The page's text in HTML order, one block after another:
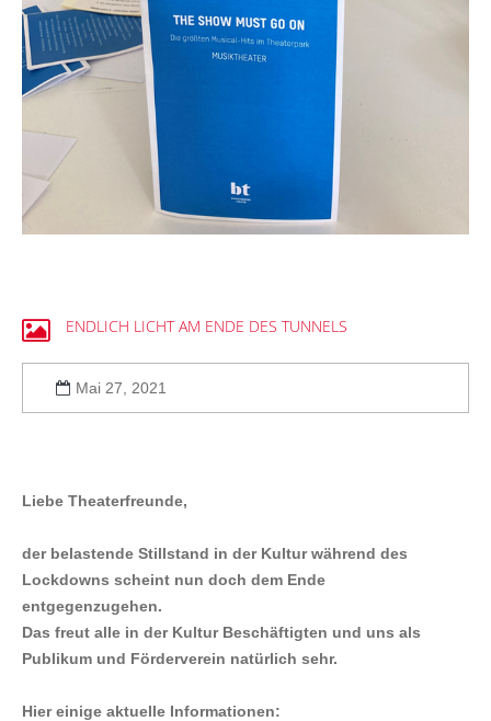
ENDLICH LICHT AM ENDE DES TUNNELS
Mai 27, 2021
Liebe Theaterfreunde,
der belastende Stillstand in der Kultur während des
Lockdowns scheint nun doch dem Ende
entgegenzugehen.
Das freut alle in der Kultur Beschäftigten und uns als
Publikum und Förderverein natürlich sehr.
Hier einige aktuelle Informationen: